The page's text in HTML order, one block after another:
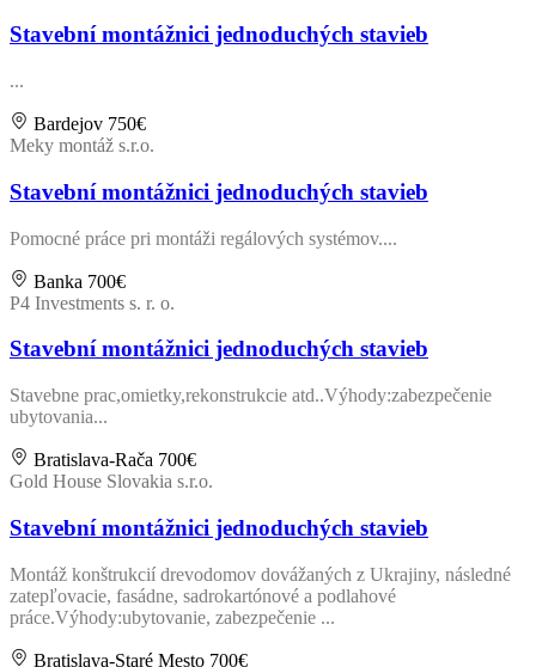
Stavební montážnici jednoduchých stavieb
...
Bardejov 750€
Meky montáž s.r.o.
Stavební montážnici jednoduchých stavieb
Pomocné práce pri montáži regálových systémov....
Banka 700€
P4 Investments s. r. o.
Stavební montážnici jednoduchých stavieb
Stavebne prac,omietky,rekonstrukcie atd..Výhody:zabezpečenie
ubytovania...
Bratislava-Rača 700€
Gold House Slovakia s.r.o.
Stavební montážnici jednoduchých stavieb
Montáž konštrukcií drevodomov dovážaných z Ukrajiny, následné
zatepľovacie, fasádne, sadrokartónové a podlahové
práce.Výhody:ubytovanie, zabezpečenie ...
Bratislava-Staré Mesto 700€